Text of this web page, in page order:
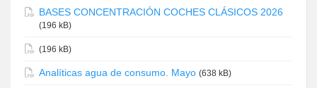
BASES CONCENTRACIÓN COCHES CLÁSICOS 2026
(196 kB)
(196 kB)
Analíticas agua de consumo. Mayo (638 kB)